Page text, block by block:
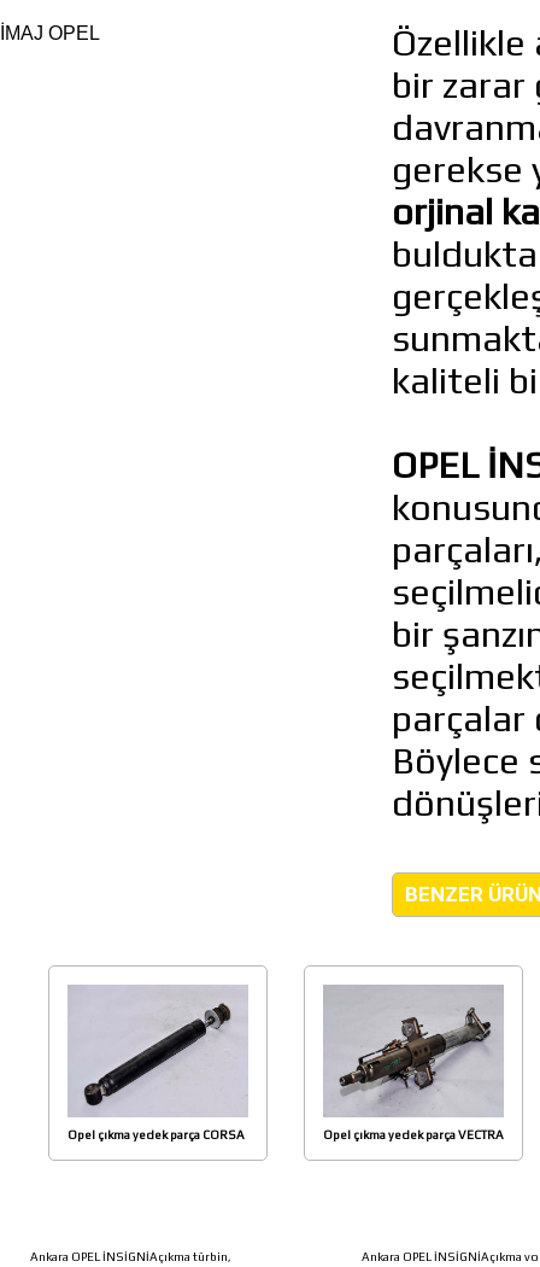
İMAJ OPEL
Özellikle
bir zarar
gerekse
orjinal
kaliteli
OPEL
bir
parçalar
Böylece
BENZER
Opel çıkma yedek parça CORSA Opel çıkma yedek parça VECTRA
Ankara OPEL İNSİGNİAçıkma türbin,
Ankara OPEL İNSİGNİAçıkma